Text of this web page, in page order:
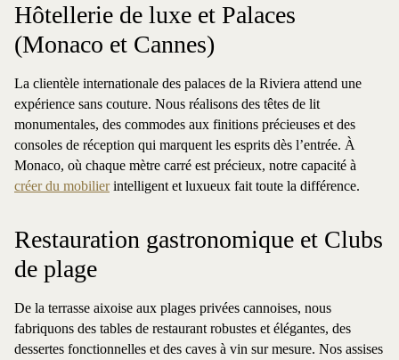
Hôtellerie de luxe et Palaces
(Monaco et Cannes)
La clientèle internationale des palaces de la Riviera attend une
expérience sans couture. Nous réalisons des têtes de lit
monumentales, des commodes aux finitions précieuses et des
consoles de réception qui marquent les esprits dès l’entrée. À
Monaco, où chaque mètre carré est précieux, notre capacité à
créer du mobilierintelligent et luxueux fait toute la différence.
Restauration gastronomique et Clubs
de plage
De la terrasse aixoise aux plages privées cannoises, nous
fabriquons des tables de restaurant robustes et élégantes, des
dessertes fonctionnelles et des caves à vin sur mesure. Nos assises